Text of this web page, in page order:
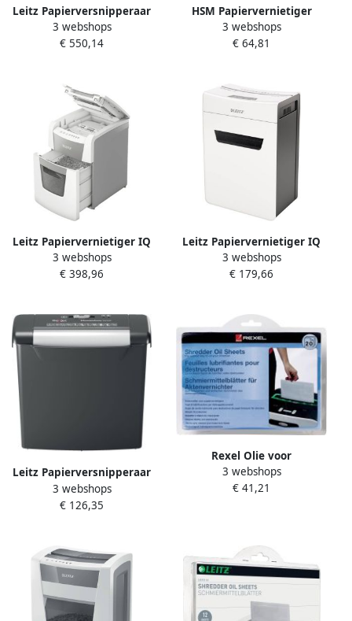
Leitz Papierversnipperaar
IQ Office Pro P4 snippers
4x40mm
3 webshops
€ 550,14
HSM Papiervernietiger
shredstar S10 stroken 6mm
3 webshops
€ 64,81
Leitz Papiervernietiger IQ
Auto+ Small Office 100 P5
snippers 2x15mm
3 webshops
€ 398,96
Leitz Papiervernietiger IQ
Protect Premium 10X
snippers 4x40mm
3 webshops
€ 179,66
Leitz Papierversnipperaar
IQ Slim Home Office P4
snippers 4x28mm
3 webshops
€ 126,35
Rexel Olie voor
papiervernietiger sheet
20vel
3 webshops
€ 41,21